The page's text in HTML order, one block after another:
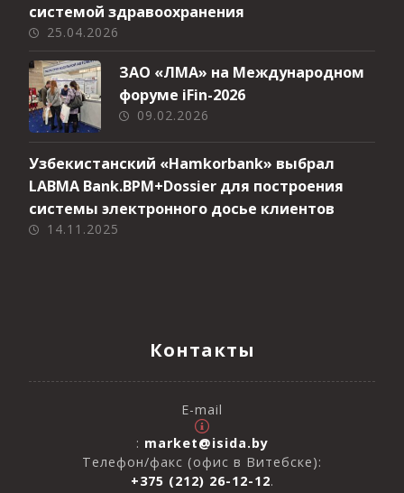
системой здравоохранения
25.04.2026
ЗАО «ЛМА» на Международном
форуме iFin-2026
09.02.2026
Узбекистанский «Hamkorbank» выбрал
LABMA Bank.BPM+Dossier для построения
системы электронного досье клиентов
14.11.2025
Контакты
E-mail
: market@isida.by
Телефон/факс (офис в Витебске):
+375 (212) 26-12-12.